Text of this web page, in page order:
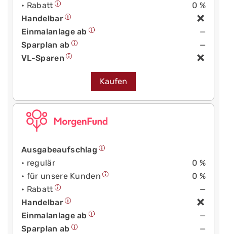
• Rabatt
0 %
Handelbar
Einmalanlage ab
—
Sparplan ab
—
VL-Sparen
Kaufen
Ausgabeaufschlag
• regulär
0 %
• für unsere Kunden
0 %
• Rabatt
—
Handelbar
Einmalanlage ab
—
Sparplan ab
—